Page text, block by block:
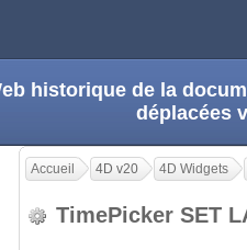
historique de la
déplacées
Accueil 4D v20 4D Widgets
TimePicker SET